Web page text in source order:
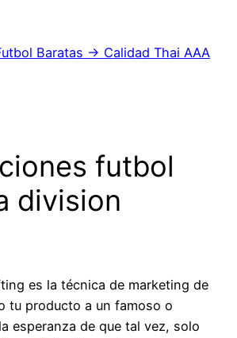
Baratas → Calidad Thai AAA
futbol
division
es la técnica de marketing de
tu producto a un famoso o
esperanza de que tal vez, solo